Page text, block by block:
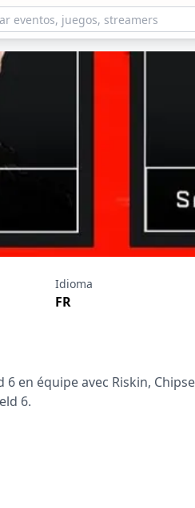
6 -
et
Idioma
FR
6 en équipe avec Riskin,